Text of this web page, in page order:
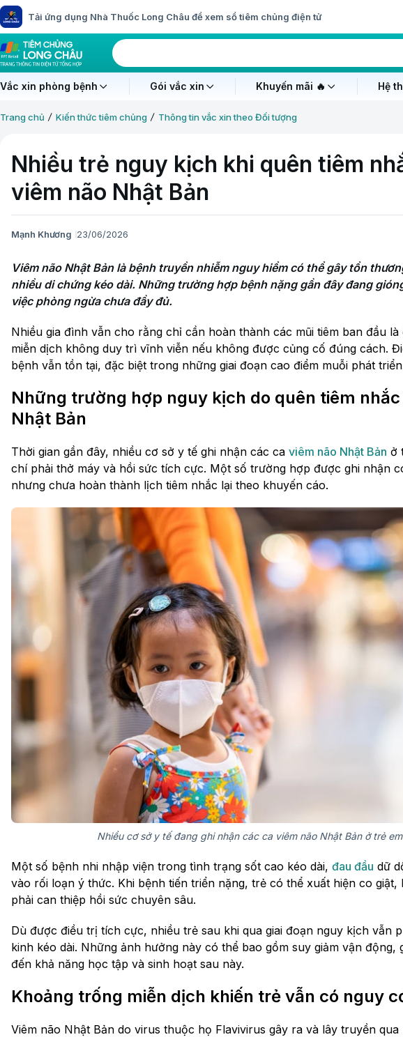
Tải ứng dụng Nhà Thuốc Long Châu để xem sổ tiêm chủng điện tử
Vắc xin phòng bệnh Gói vắc xin Khuyến mãi 🔥 Hệ
Trang chủ Kiến thức tiêm chủng Thông tin vắc xin theo Đối tượng
Nhiều trẻ nguy kịch khi quên tiêm
viêm não Nhật Bản
Mạnh Khương 23/06/2026
Viêm não Nhật Bản là bệnh truyền nhiễm nguy hiểm có thể gây tổn
nhiều di chứng kéo dài. Những trường hợp bệnh nặng gần đây đang
việc phòng ngừa chưa đầy đủ.
Nhiều gia đình vẫn cho rằng chỉ cần hoàn thành các mũi tiêm ban đầu
miễn dịch không duy trì vĩnh viễn nếu không được củng cố đúng cách.
bệnh vẫn tồn tại, đặc biệt trong những giai đoạn cao điểm muỗi phát
Những trường hợp nguy kịch do quên tiêm
Nhật Bản
Thời gian gần đây, nhiều cơ sở y tế ghi nhận các ca viêm não Nhật Bản ở
chí phải thở máy và hồi sức tích cực. Một số trường hợp được ghi nhận
nhưng chưa hoàn thành lịch tiêm nhắc lại theo khuyến cáo.
Nhiều cơ sở y tế đang ghi nhận các ca viêm não Nhật Bản ở trẻ
Một số bệnh nhi nhập viện trong tình trạng sốt cao kéo dài, đau đầu dữ
vào rối loạn ý thức. Khi bệnh tiến triển nặng, trẻ có thể xuất hiện co
phải can thiệp hồi sức chuyên sâu.
Dù được điều trị tích cực, nhiều trẻ sau khi qua giai đoạn nguy kịch vẫn
kinh kéo dài. Những ảnh hưởng này có thể bao gồm suy giảm vận
đến khả năng học tập và sinh hoạt sau này.
Khoảng trống miễn dịch khiến trẻ vẫn có nguy
Viêm não Nhật Bản do virus thuộc họ Flavivirus gây ra và lây truyền